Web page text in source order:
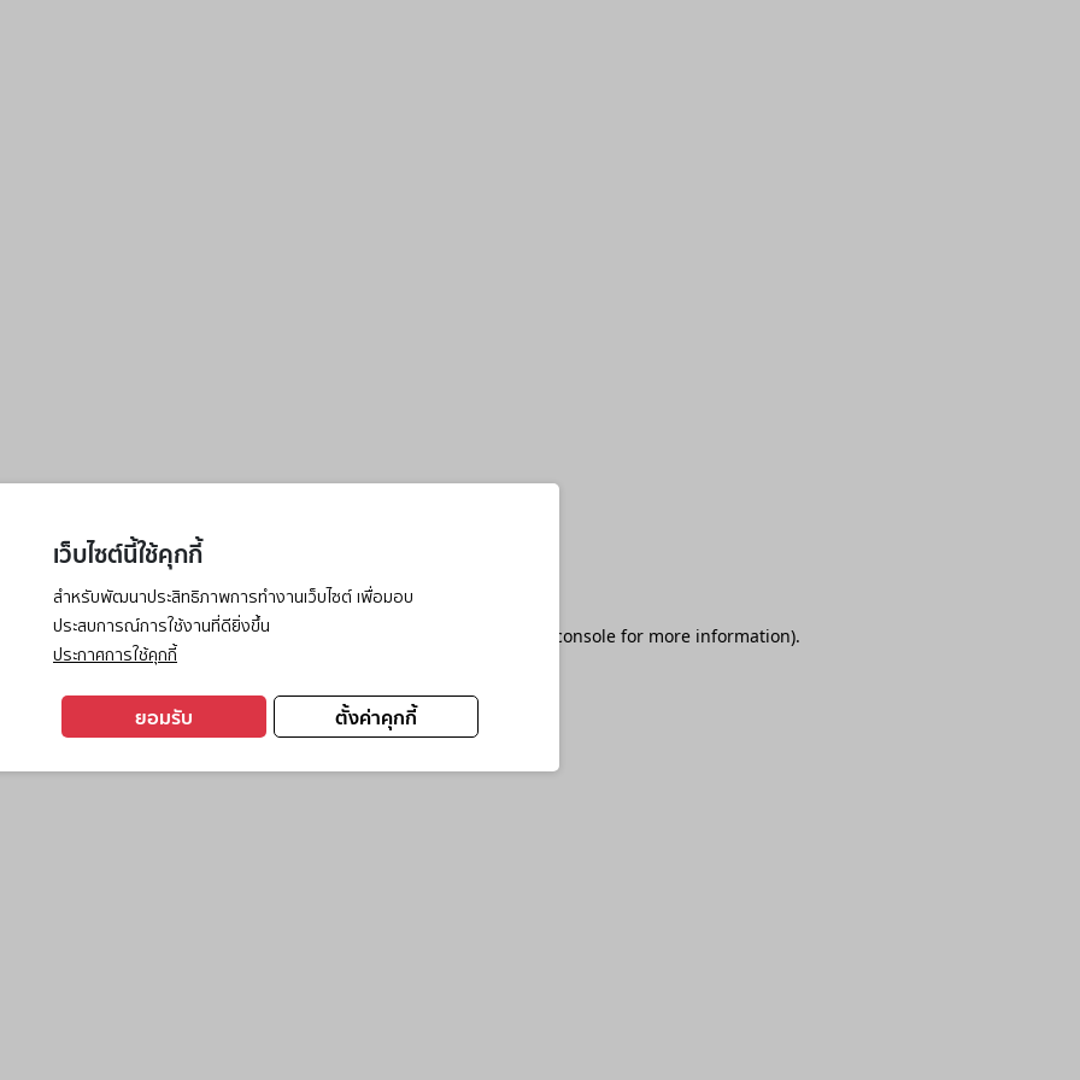
เว็บไซต์นี้ใช้คุกกี้
สำหรับพัฒนาประสิทธิภาพการทำงานเว็บไซต์ เพื่อมอบ
ประสบการณ์การใช้งานที่ดียิ่งขึ้น
ประกาศการใช้คุกกี้
ตั้งค่าคุกกี้
ยอมรับ
has occurred while loading browser console for more information).